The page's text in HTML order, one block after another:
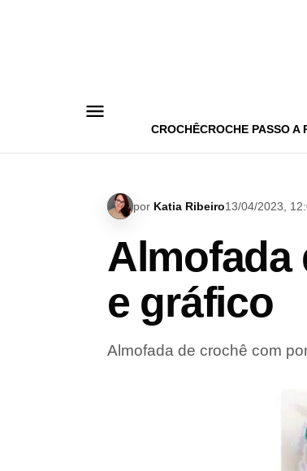
CROCHÊCROCHE PASSO A
por Katia Ribeiro13/04/2023,
Almofada
e gráfico
Almofada de crochê com